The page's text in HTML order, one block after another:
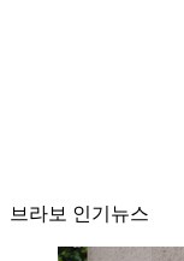
브라보 인기뉴스